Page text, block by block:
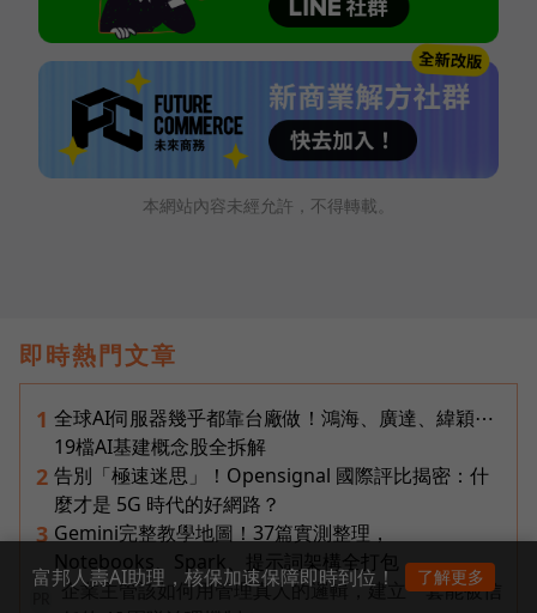
本網站內容未經允許，不得轉載。
即時熱門文章
1 全球AI伺服器幾乎都靠台廠做！鴻海、廣達、緯穎⋯
19檔AI基建概念股全拆解
2 告別「極速迷思」！Opensignal 國際評比揭密：什
麼才是 5G 時代的好網路？
3 Gemini完整教學地圖！37篇實測整理，
Notebooks、Spark、提示詞架構全打包
企業主管該如何用管理真人的邏輯，建立一套能被信
富邦人壽AI助理，核保加速保障即時到位！ 了解更多